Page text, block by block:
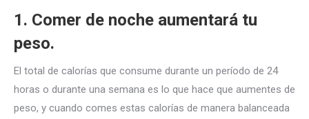
1. Comer de noche aumentará tu
peso.
El total de calorías que consume durante un período de 24
horas o durante una semana es lo que hace que aumentes de
peso, y cuando comes estas calorías de manera balanceada